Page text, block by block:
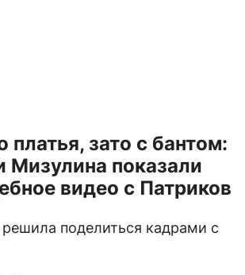
платья, зато с бантом:
Мизулина показали
видео с Патриков
поделиться кадрами с